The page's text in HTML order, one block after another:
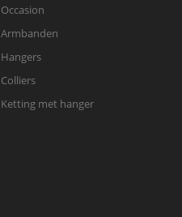
Occasion
Armbanden
Hangers
Colliers
Ketting met hanger